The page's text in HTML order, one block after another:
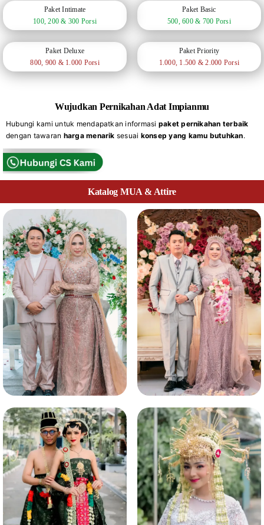
Paket Intimate
100, 200 & 300 Porsi
Paket Basic
500, 600 & 700 Porsi
Paket Deluxe
800, 900 & 1.000 Porsi
Paket Priority
1.000, 1.500 & 2.000 Porsi
Wujudkan Pernikahan Adat Impianmu
Hubungi kami untuk mendapatkan informasi paket pernikahan terbaik
dengan tawaran harga menarik sesuai konsep yang kamu butuhkan.
Katalog MUA & Attire